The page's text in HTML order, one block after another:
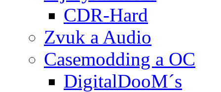
CDR-Hard
Zvuk a Audio
Casemodding a OC
DigitalDooM´s